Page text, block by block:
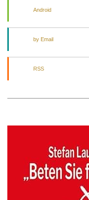
Android
by Email
RSS